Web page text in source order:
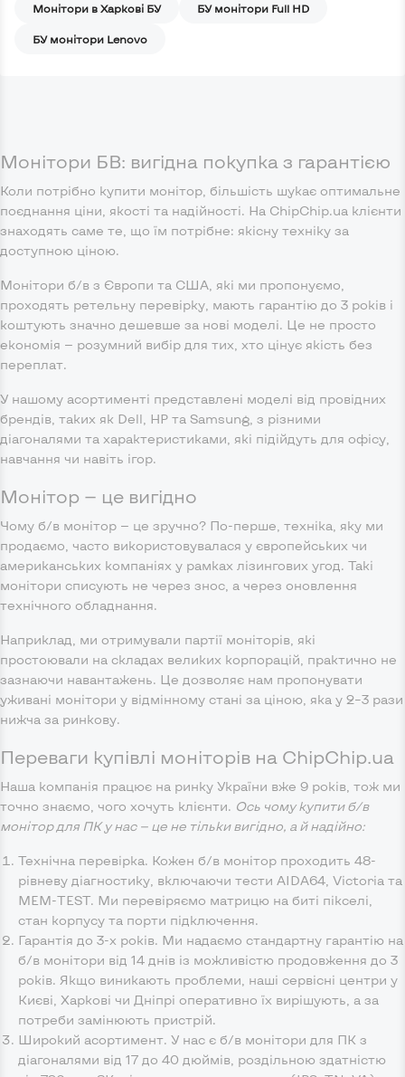
Монітори в Харкові БУ БУ монітори Full HD
БУ монітори Lenovo
Монітори БВ: вигідна покупка з гарантією
Коли потрібно купити монітор, більшість шукає оптимальне
поєднання ціни, якості та надійності. На ChipChip.ua клієнти
знаходять саме те, що їм потрібне: якісну техніку за
доступною ціною.
Монітори б/в з Європи та США, які ми пропонуємо,
проходять ретельну перевірку, мають гарантію до 3 років і
коштують значно дешевше за нові моделі. Це не просто
економія — розумний вибір для тих, хто цінує якість без
переплат.
У нашому асортименті представлені моделі від провідних
брендів, таких як Dell, HP та Samsung, з різними
діагоналями та характеристиками, які підійдуть для офісу,
навчання чи навіть ігор.
Монітор — це вигідно
Чому б/в монітор — це зручно? По-перше, техніка, яку ми
продаємо, часто використовувалася у європейських чи
американських компаніях у рамках лізингових угод. Такі
монітори списують не через знос, а через оновлення
технічного обладнання.
Наприклад, ми отримували партії моніторів, які
простоювали на складах великих корпорацій, практично не
зазнаючи навантажень. Це дозволяє нам пропонувати
уживані монітори у відмінному стані за ціною, яка у 2–3 рази
нижча за ринкову.
Переваги купівлі моніторів на ChipChip.ua
Наша компанія працює на ринку України вже 9 років, тож ми
точно знаємо, чого хочуть клієнти. Ось чому купити б/в
монітор для ПК у нас — це не тільки вигідно, а й надійно:
Технічна перевірка. Кожен б/в монітор проходить 48-
рівневу діагностику, включаючи тести AIDA64, Victoria та
MEM-TEST. Ми перевіряємо матрицю на биті пікселі,
стан корпусу та порти підключення.
Гарантія до 3-х років. Ми надаємо стандартну гарантію на
б/в монітори від 14 днів із можливістю продовження до 3
років. Якщо виникають проблеми, наші сервісні центри у
Києві, Харкові чи Дніпрі оперативно їх вирішують, а за
потреби замінюють пристрій.
Широкий асортимент. У нас є б/в монітори для ПК з
діагоналями від 17 до 40 дюймів, роздільною здатністю